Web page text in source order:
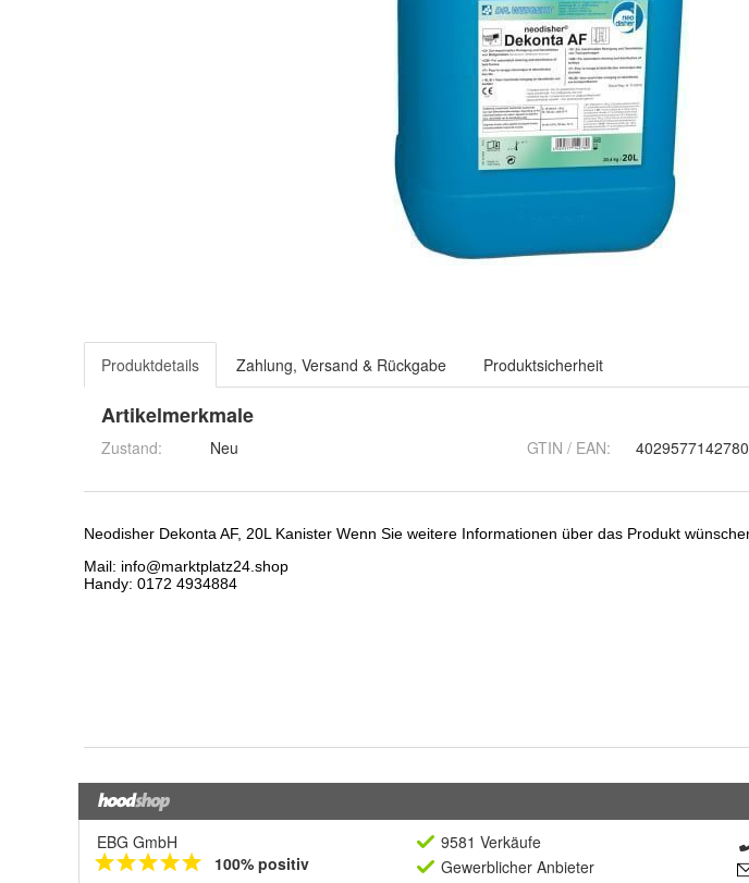
Produktdetails Zahlung, Versand & Rückgabe Produktsicherheit
Artikelmerkmale
Zustand: Neu GTIN / EAN: 4029577142780
EBG GmbH
100% positiv
9581 Verkäufe
Gewerblicher Anbieter